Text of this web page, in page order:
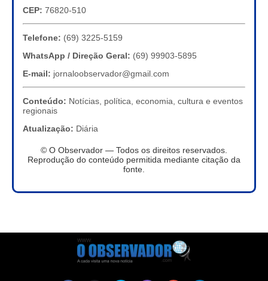
CEP: 76820-510
Telefone: (69) 3225-5159
WhatsApp / Direção Geral: (69) 99903-5895
E-mail: jornaloobservador@gmail.com
Conteúdo: Notícias, política, economia, cultura e eventos
regionais
Atualização: Diária
© O Observador — Todos os direitos reservados.
Reprodução do conteúdo permitida mediante citação da
fonte.